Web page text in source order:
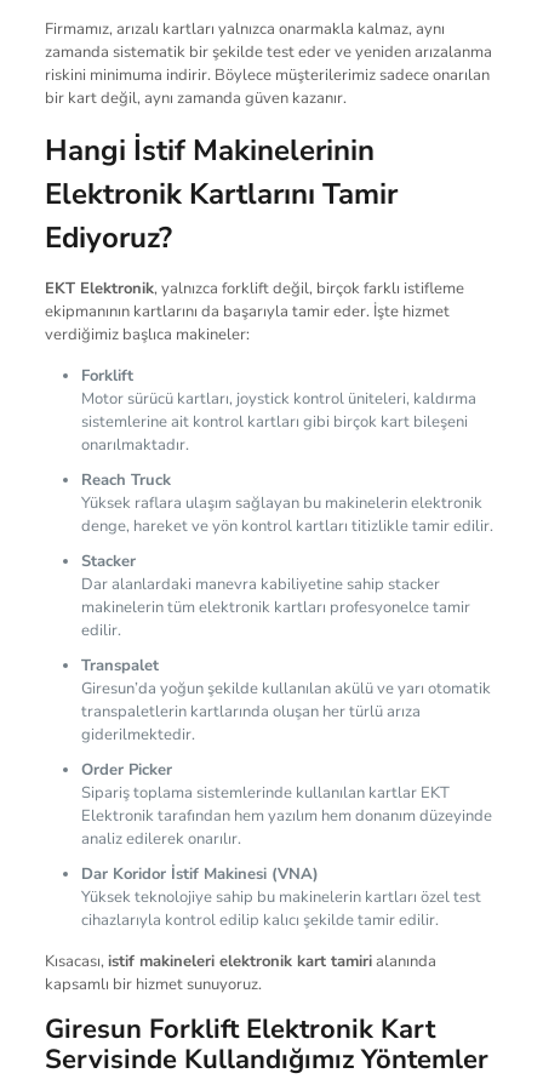
Firmamız, arızalı kartları yalnızca onarmakla kalmaz, aynı
zamanda sistematik bir şekilde test eder ve yeniden arızalanma
riskini minimuma indirir. Böylece müşterilerimiz sadece onarılan
bir kart değil, aynı zamanda güven kazanır.
Hangi İstif Makinelerinin
Elektronik Kartlarını Tamir
Ediyoruz?
EKT Elektronik, yalnızca forklift değil, birçok farklı istifleme
ekipmanının kartlarını da başarıyla tamir eder. İşte hizmet
verdiğimiz başlıca makineler:
Forklift
Motor sürücü kartları, joystick kontrol üniteleri, kaldırma
sistemlerine ait kontrol kartları gibi birçok kart bileşeni
onarılmaktadır.
Reach Truck
Yüksek raflara ulaşım sağlayan bu makinelerin elektronik
denge, hareket ve yön kontrol kartları titizlikle tamir edilir.
Stacker
Dar alanlardaki manevra kabiliyetine sahip stacker
makinelerin tüm elektronik kartları profesyonelce tamir
edilir.
Transpalet
Giresun’da yoğun şekilde kullanılan akülü ve yarı otomatik
transpaletlerin kartlarında oluşan her türlü arıza
giderilmektedir.
Order Picker
Sipariş toplama sistemlerinde kullanılan kartlar EKT
Elektronik tarafından hem yazılım hem donanım düzeyinde
analiz edilerek onarılır.
Dar Koridor İstif Makinesi (VNA)
Yüksek teknolojiye sahip bu makinelerin kartları özel test
cihazlarıyla kontrol edilip kalıcı şekilde tamir edilir.
Kısacası, istif makineleri elektronik kart tamirialanında
kapsamlı bir hizmet sunuyoruz.
Giresun Forklift Elektronik Kart
Servisinde Kullandığımız Yöntemler